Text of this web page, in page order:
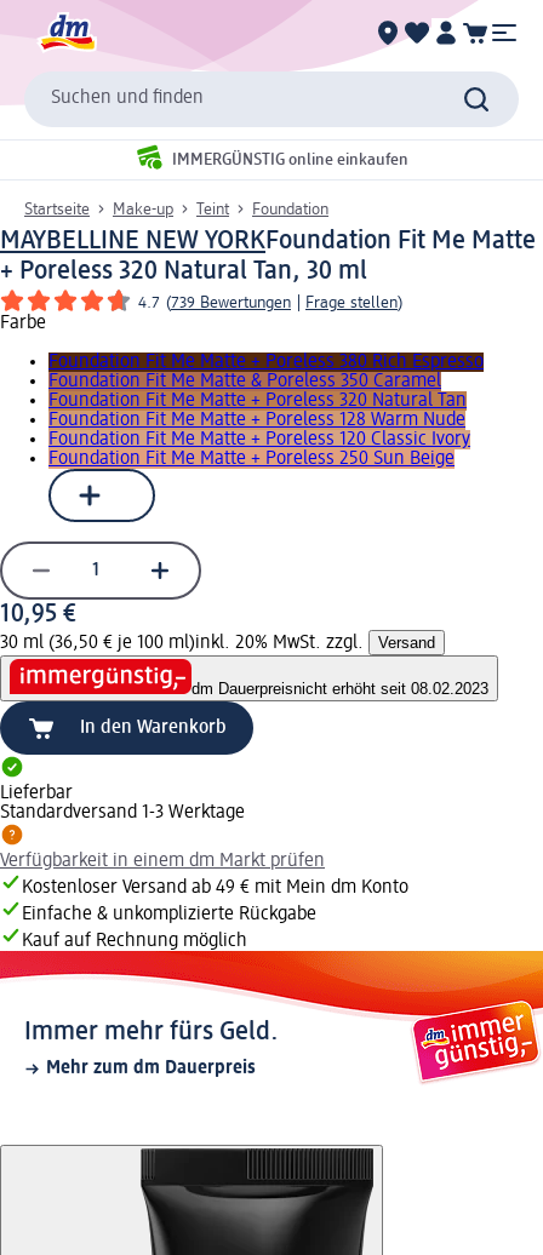
Suchen und finden
IMMERGÜNSTIG online einkaufen
Startseite Make-up Teint Foundation
MAYBELLINE NEW YORKFoundation Fit Me Matte
+ Poreless 320 Natural Tan, 30 ml
4.7 (739 Bewertungen Frage stellen)
Farbe
Foundation Fit Me Matte + Poreless 380 Rich Espresso
Foundation Fit Me Matte & Poreless 350 Caramel
Foundation Fit Me Matte + Poreless 320 Natural Tan
Foundation Fit Me Matte + Poreless 128 Warm Nude
Foundation Fit Me Matte + Poreless 120 Classic Ivory
Foundation Fit Me Matte + Poreless 250 Sun Beige
10,95 €
30 ml (36,50 € je 100 ml)inkl. 20% MwSt. zzgl. Versand
dm Dauerpreisnicht erhöht seit 08.02.2023
In den Warenkorb
Lieferbar
Standardversand 1-3 Werktage
Verfügbarkeit in einem dm Markt prüfen
Kostenloser Versand ab 49 € mit Mein dm Konto
Einfache & unkomplizierte Rückgabe
Kauf auf Rechnung möglich
Immer mehr fürs Geld.
Mehr zum dm Dauerpreis